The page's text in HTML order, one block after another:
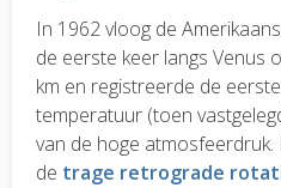
In 1962 vloog de
de eerste keer langs Venus
km en registreerde de
temperatuur (toen
van de hoge
de trage retrograde